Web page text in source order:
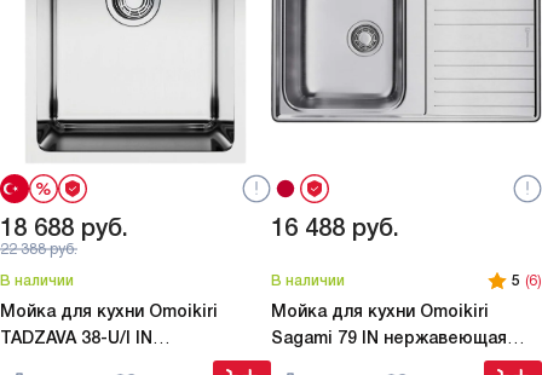
18 688 руб.
22 388руб.
В наличии
Мойка для кухни Omoikiri
TADZAVA 38-U/I IN
16 488 руб.
В наличии 5 (6)
Мойка для кухни Omoikiri
Sagami 79 IN нержавеющая